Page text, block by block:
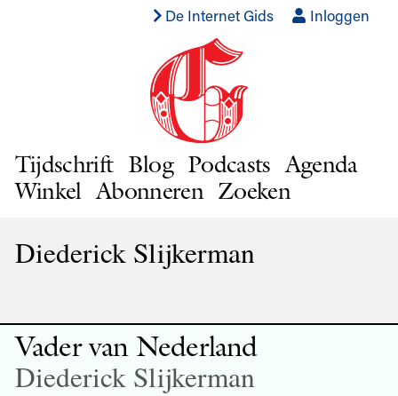
De Internet Gids Inloggen
Tijdschrift Blog Podcasts Agenda
Winkel Abonneren Zoeken
Diederick Slijkerman
Vader van Nederland
Diederick Slijkerman